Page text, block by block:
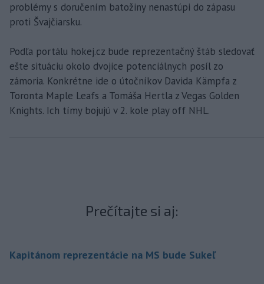
problémy s doručením batožiny nenastúpi do zápasu
proti Švajčiarsku.
Podľa portálu hokej.cz bude reprezentačný štáb sledovať
ešte situáciu okolo dvojice potenciálnych posíl zo
zámoria. Konkrétne ide o útočníkov Davida Kämpfa z
Toronta Maple Leafs a Tomáša Hertla z Vegas Golden
Knights. Ich tímy bojujú v 2. kole play off NHL.
Prečítajte si aj:
Kapitánom reprezentácie na MS bude Sukeľ